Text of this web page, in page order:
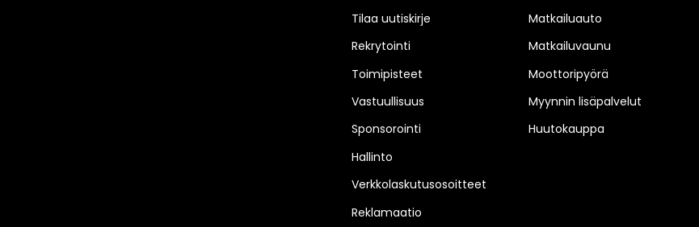
Tilaa uutiskirje
Rekrytointi
Toimipisteet
Vastuullisuus
Sponsorointi
Hallinto
Verkkolaskutusosoitteet
Reklamaatio
Matkailuauto
Matkailuvaunu
Moottoripyörä
Myynnin lisäpalvelut
Huutokauppa